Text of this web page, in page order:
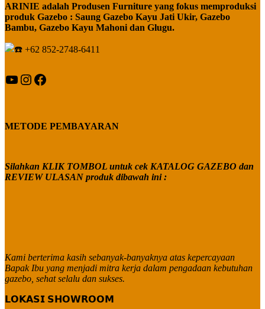
ARINIE adalah Produsen Furniture yang fokus memproduksi
produk Gazebo : Saung Gazebo Kayu Jati Ukir, Gazebo
Bambu, Gazebo Kayu Mahoni dan Glugu.
+62 852-2748-6411
YouTube
Instagram
Facebook
METODE PEMBAYARAN
Silahkan KLIK TOMBOL untuk cek KATALOG GAZEBO dan
REVIEW ULASAN produk dibawah ini :
Kami berterima kasih sebanyak-banyaknya atas kepercayaan
Bapak Ibu yang menjadi mitra kerja dalam pengadaan kebutuhan
gazebo, sehat selalu dan sukses.
𝗟𝗢𝗞𝗔𝗦𝗜 𝗦𝗛𝗢𝗪𝗥𝗢𝗢𝗠